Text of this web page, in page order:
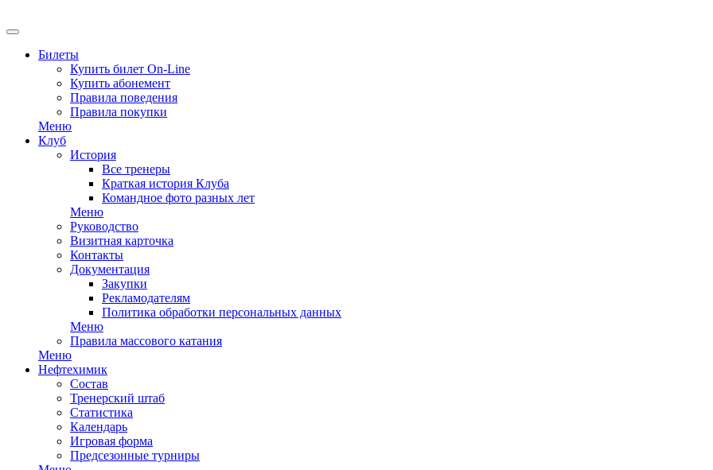
Билеты
Купить билет On-Line
Купить абонемент
Правила поведения
Правила покупки
Меню
Клуб
История
Все тренеры
Краткая история Клуба
Командное фото разных лет
Меню
Руководство
Визитная карточка
Контакты
Документация
Закупки
Рекламодателям
Политика обработки персональных данных
Меню
Правила массового катания
Меню
Нефтехимик
Состав
Тренерский штаб
Статистика
Календарь
Игровая форма
Предсезонные турниры